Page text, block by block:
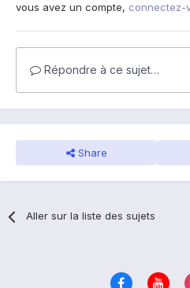
vous avez un compte, connectez-
Répondre à ce sujet…
Share
Aller sur la liste des sujets